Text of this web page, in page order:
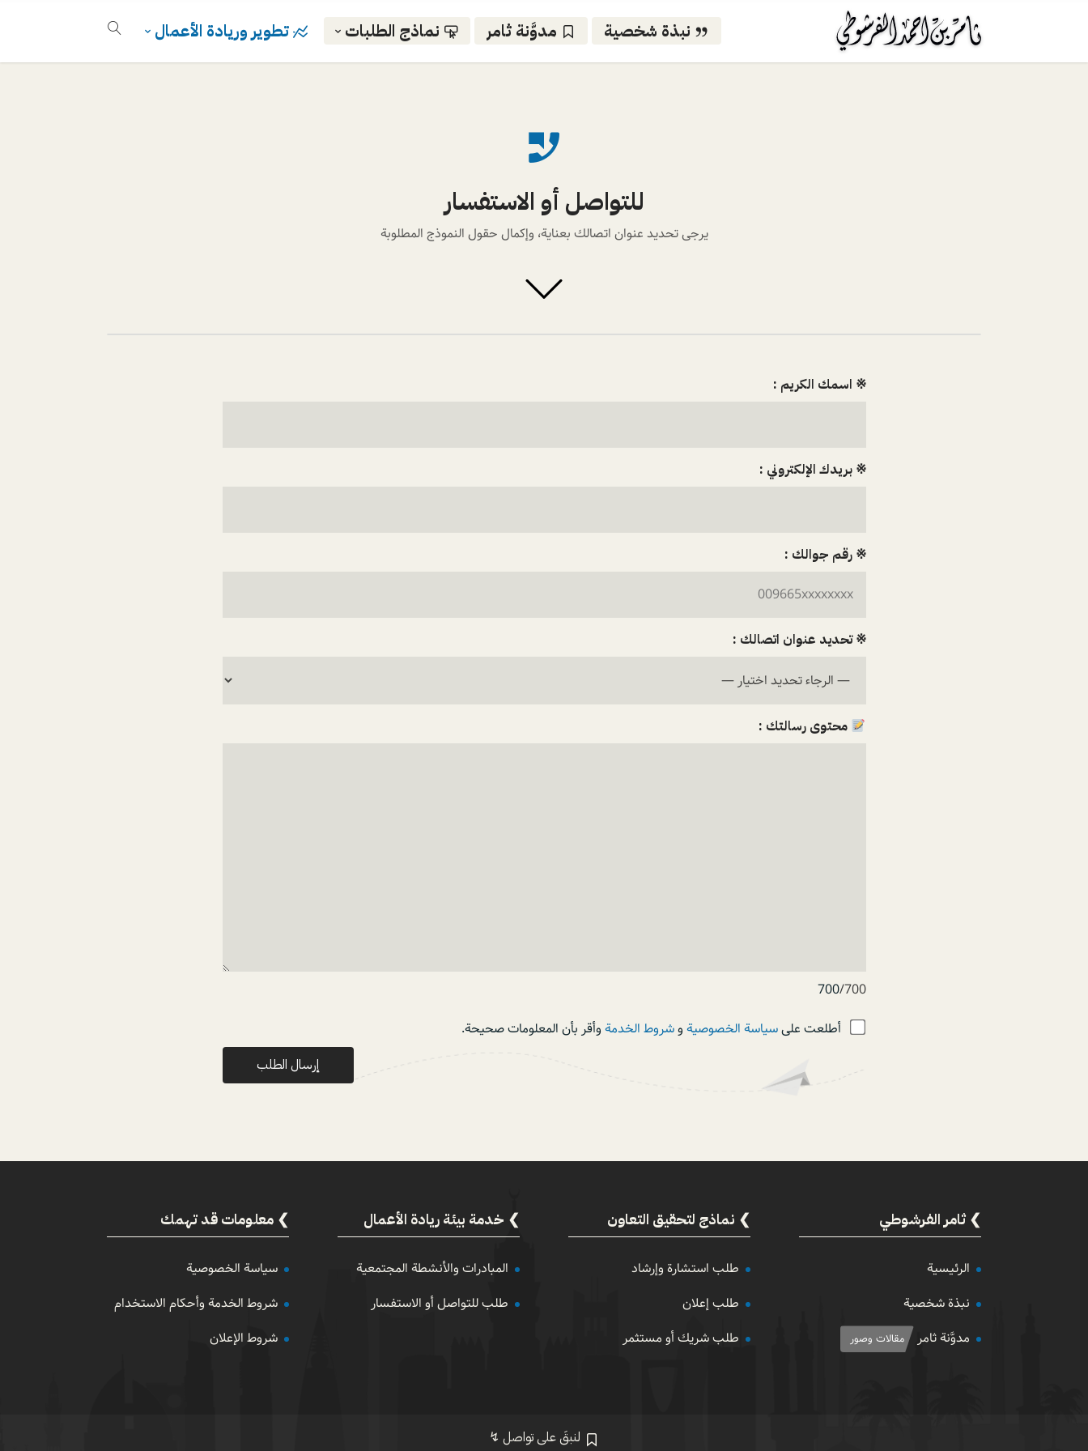
نبذة شخصية مدوَّنة ثامر نماذج الطلبات تطوير وريادة الأعمال

للتواصل أو الاستفسار
يرجى تحديد عنوان اتصالك بعناية، وإكمال حقول النموذج المطلوبة
※ اسمك الكريم :
※ بريدك الإلكتروني :
※ رقم جوالك :
※ تحديد عنوان اتصالك :
محتوى رسالتك :
700/700
أطلعت علىسياسة الخصوصية وشروط الخدمة وأقر بأن المعلومات صحيحة.
ثامر الفرشوطي
الرئيسية
نبذة شخصية
مدوَّنة ثامر
مقالات وصور
نماذج لتحقيق التعاون
طلب استشارة وإرشاد
طلب إعلان
طلب شريك أو مستثمر
خدمة بيئة ريادة الأعمال
المبادرات والأنشطة المجتمعية
طلب للتواصل أو الاستفسار
معلومات قد تهمك
سياسة الخصوصية
شروط الخدمة وأحكام الاستخدام
شروط الإعلان
لنبقَ على تواصل ↯